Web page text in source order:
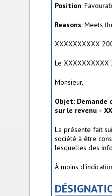
Position:
Reasons: Meets
XXXXXXXXXX
Le XXXXXXXXXX
Monsieur,
Objet:
sur le revenu -
La présente fait
société à être
lesquelles des
À moins